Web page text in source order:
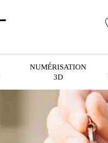
NUMÉRISATION
3D